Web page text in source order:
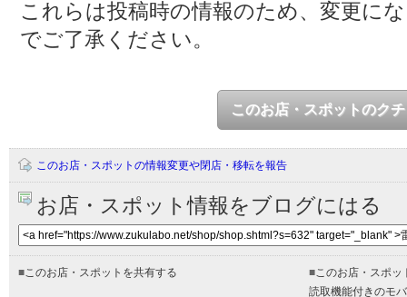
これらは投稿時の情報のため、変更に
でご了承ください。
このお店・スポットのク
このお店・スポットの情報変更や閉店・移転を報告
お店・スポット情報をブログにはる
■このお店・スポットを共有する ■このお店・スポッ
読取機能付きのモ